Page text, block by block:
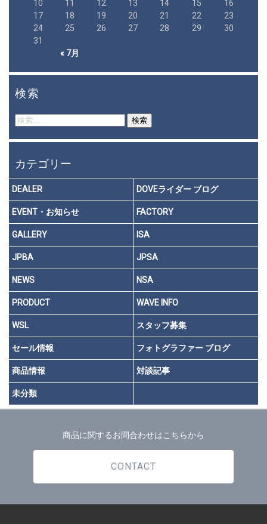
« 7月
10
11 12 13 14 15
16
17
18 19 20 21 22
23
24
25 26 27 28 29
30
31
検索
検
索:
カテゴリー
DEALER DOVEライダー ブログ
EVENT・お知らせ FACTORY
GALLERY ISA
JPBA JPSA
NEWS NSA
PRODUCT WAVE INFO
WSL スタッフ募集
セール情報 フォトグラファー ブログ
商品情報 対談記事
未分類
商品に関するお問合わせはこちらから
CONTACT